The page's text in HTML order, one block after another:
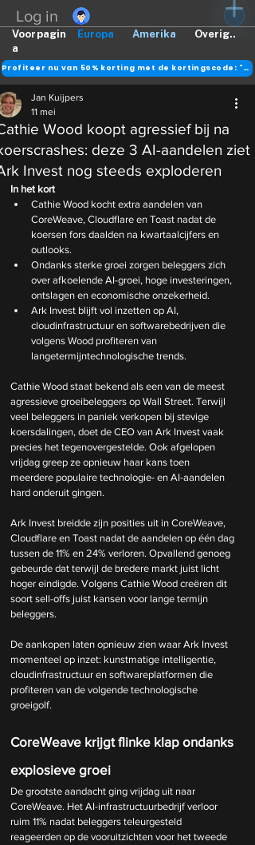
Log in
Europa Amerika Overig..
Voorpagin
a
Profiteer nu van 50% korting met de kortingscode: "DANK"
Wood koopt agressief bij na
deze 3 AI-aandelen ziet
Invest nog steeds exploderen
Jan Kuijpers
11 mei
In het kort
Cathie Wood kocht extra aandelen van
CoreWeave, Cloudflare en Toast nadat de
koersen fors daalden na kwartaalcijfers en
outlooks.
Ondanks sterke groei zorgen beleggers zich
over afkoelende AI-groei, hoge investeringen,
ontslagen en economische onzekerheid.
Ark Invest blijft vol inzetten op AI,
cloudinfrastructuur en softwarebedrijven die
volgens Wood profiteren van
langetermijntechnologische trends.
Cathie Wood staat bekend als een van de meest
agressieve groeibeleggers op Wall Street. Terwijl
veel beleggers in paniek verkopen bij stevige
koersdalingen, doet de CEO van Ark Invest vaak
precies het tegenovergestelde. Ook afgelopen
vrijdag greep ze opnieuw haar kans toen
meerdere populaire technologie- en AI-aandelen
hard onderuit gingen.
Ark Invest breidde zijn posities uit in CoreWeave,
Cloudflare en Toast nadat de aandelen op één dag
tussen de 11% en 24% verloren. Opvallend genoeg
gebeurde dat terwijl de bredere markt juist licht
hoger eindigde. Volgens Cathie Wood creëren dit
soort sell-offs juist kansen voor lange termijn
beleggers.
De aankopen laten opnieuw zien waar Ark Invest
momenteel op inzet: kunstmatige intelligentie,
cloudinfrastructuur en softwareplatformen die
profiteren van de volgende technologische
groeigolf.
CoreWeave krijgt flinke klap ondanks
explosieve groei
De grootste aandacht ging vrijdag uit naar
CoreWeave. Het AI-infrastructuurbedrijf verloor
ruim 11% nadat beleggers teleurgesteld
reageerden op de vooruitzichten voor het tweede